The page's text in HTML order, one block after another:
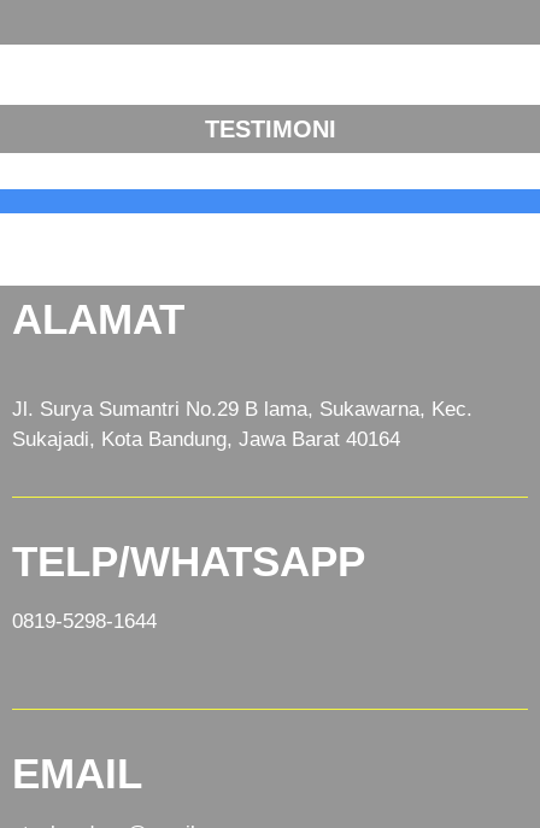
TESTIMONI
ALAMAT
Jl. Surya Sumantri No.29 B lama, Sukawarna, Kec.
Sukajadi, Kota Bandung, Jawa Barat 40164
TELP/WHATSAPP
0819-5298-1644
EMAIL